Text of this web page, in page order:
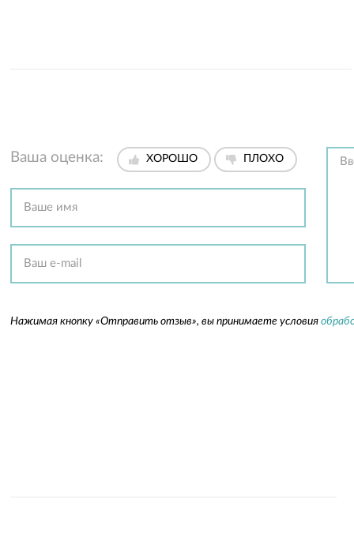
Ваша оценка: ХОРОШО ПЛОХО
Нажимая кнопку «Отправить отзыв», вы принимаете условия